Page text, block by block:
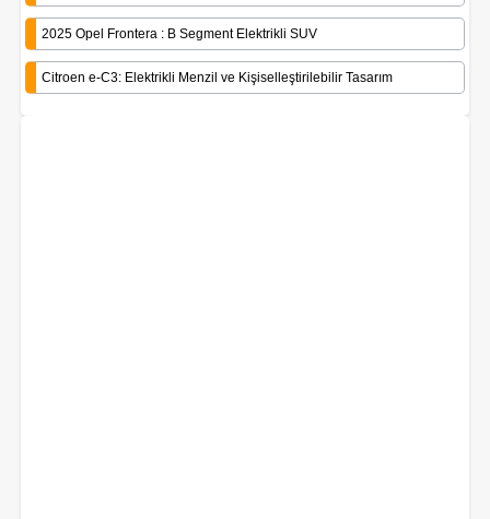
2025 Opel Frontera : B Segment Elektrikli SUV
Citroen e-C3: Elektrikli Menzil ve Kişiselleştirilebilir Tasarım